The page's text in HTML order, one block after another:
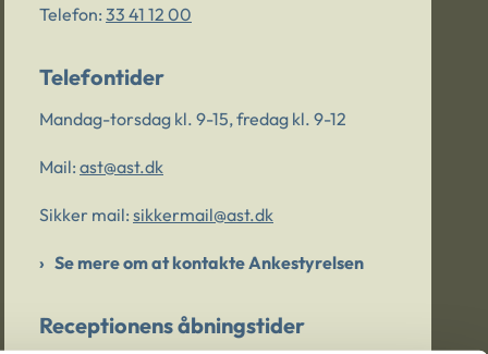
Telefon: 33 41 12 00
Telefontider
Mandag-torsdag kl. 9-15, fredag kl. 9-12
Mail: ast@ast.dk
Sikker mail: sikkermail@ast.dk
Se mere om at kontakte Ankestyrelsen
Receptionens åbningstider